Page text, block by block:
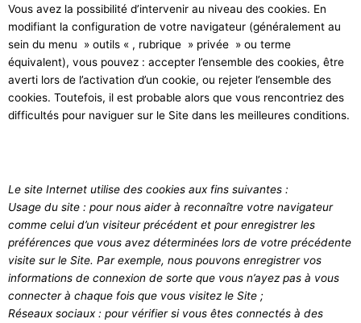
Vous avez la possibilité d’intervenir au niveau des cookies. En
modifiant la configuration de votre navigateur (généralement au
sein du menu » outils « , rubrique » privée » ou terme
équivalent), vous pouvez : accepter l’ensemble des cookies, être
averti lors de l’activation d’un cookie, ou rejeter l’ensemble des
cookies. Toutefois, il est probable alors que vous rencontriez des
difficultés pour naviguer sur le Site dans les meilleures conditions.
Le site Internet utilise des cookies aux fins suivantes :
Usage du site : pour nous aider à reconnaître votre navigateur
comme celui d’un visiteur précédent et pour enregistrer les
préférences que vous avez déterminées lors de votre précédente
visite sur le Site. Par exemple, nous pouvons enregistrer vos
informations de connexion de sorte que vous n’ayez pas à vous
connecter à chaque fois que vous visitez le Site ;
Réseaux sociaux : pour vérifier si vous êtes connectés à des